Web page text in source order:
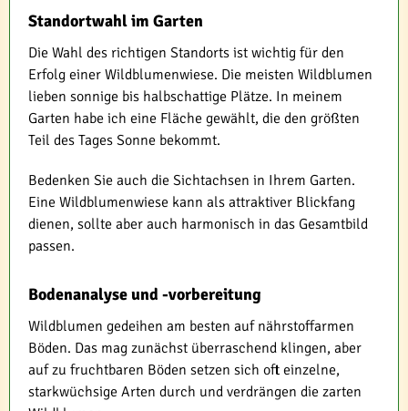
Standortwahl im Garten
Die Wahl des richtigen Standorts ist wichtig für den
Erfolg einer Wildblumenwiese. Die meisten Wildblumen
lieben sonnige bis halbschattige Plätze. In meinem
Garten habe ich eine Fläche gewählt, die den größten
Teil des Tages Sonne bekommt.
Bedenken Sie auch die Sichtachsen in Ihrem Garten.
Eine Wildblumenwiese kann als attraktiver Blickfang
dienen, sollte aber auch harmonisch in das Gesamtbild
passen.
Bodenanalyse und -vorbereitung
Wildblumen gedeihen am besten auf nährstoffarmen
Böden. Das mag zunächst überraschend klingen, aber
auf zu fruchtbaren Böden setzen sich oft einzelne,
starkwüchsige Arten durch und verdrängen die zarten